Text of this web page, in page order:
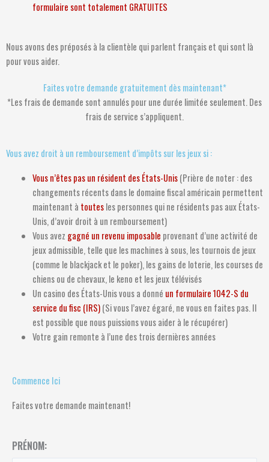
formulaire sont totalement GRATUITES
Nous avons des préposés à la clientèle qui parlent français et qui sont là
pour vous aider.
Faites votre demande gratuitement dès maintenant*
*Les frais de demande sont annulés pour une durée limitée seulement. Des
frais de service s’appliquent.
Vous avez droit à un remboursement d’impôts sur les jeux si :
Vous n’êtes pas un résident des États-Unis (Prière de noter : des
changements récents dans le domaine fiscal américain permettent
maintenant à toutesles personnes qui ne résidents pas aux États-
Unis, d’avoir droit à un remboursement)
Vous avez gagné un revenu imposable provenant d’une activité de
jeux admissible, telle que les machines à sous, les tournois de jeux
(comme le blackjack et le poker), les gains de loterie, les courses de
chiens ou de chevaux, le keno et les jeux télévisés
Un casino des États-Unis vous a donné un formulaire 1042-S du
service du fisc (IRS)(Si vous l’avez égaré, ne vous en faites pas. Il
est possible que nous puissions vous aider à le récupérer)
Votre gain remonte à l’une des trois dernières années
Commence Ici
Faites votre demande maintenant!
PRÉNOM: